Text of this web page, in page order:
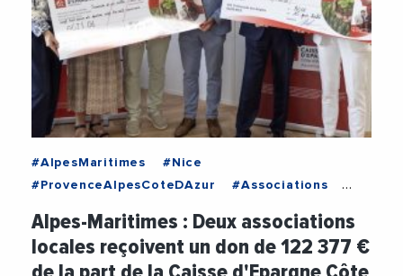
#AlpesMaritimes
#Nice
#ProvenceAlpesCoteDAzur
#Associations
#VieDesEntreprises
Alpes-Maritimes : Deux associations
locales reçoivent un don de 122 377 €